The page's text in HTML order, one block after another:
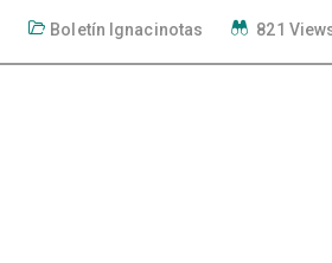
Boletín Ignacinotas 821